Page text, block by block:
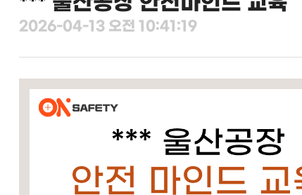
2026-04-13 오전 10:41:19